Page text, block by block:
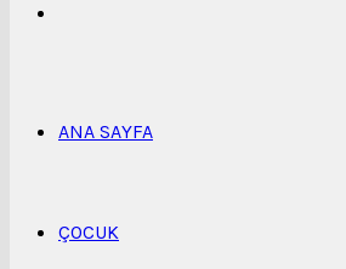
ANA SAYFA
ÇOCUK